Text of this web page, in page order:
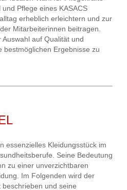
Pflege eines KASACS
erheblich erleichtern und zur
Mitarbeiterinnen beitragen.
auf Qualität und
bestmöglichen Ergebnisse zu
essenzielles Kleidungsstück im
Seine Bedeutung
zu einer unverzichtbaren
Im Folgenden wird der
beschrieben und seine